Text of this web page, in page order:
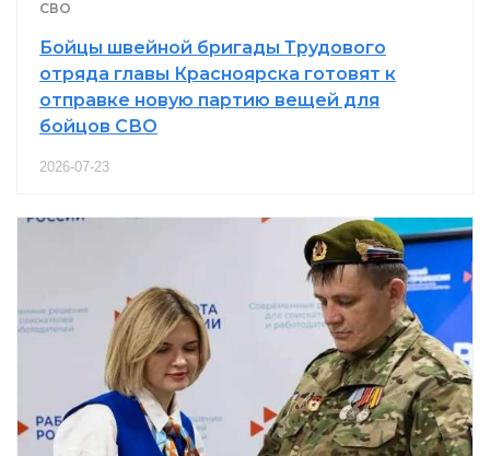
СВО
Бойцы швейной бригады Трудового
отряда главы Красноярска готовят к
отправке новую партию вещей для
бойцов СВО
2026-07-23